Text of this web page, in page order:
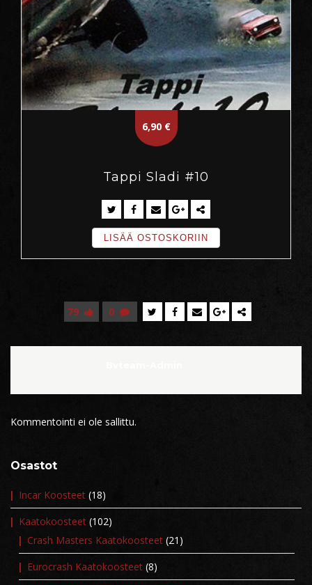
6,90 €
Tappi Sladi #10
LISÄÄ OSTOSKORIIN
79 0
Kommentointi ei ole sallittu.
Osastot
Incar Koosteet (18)
Kaatokoosteet (102)
Crash Masters Kaatokoosteet (21)
Eurocrash Kaatokoosteet (8)